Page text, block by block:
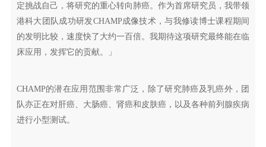
定挑战自己，将研究的重心转向肺癌。作为首席研究员，我带领
港科大团队成功研发CHAMP成像技术，与我修读博士课程期间
的发明比较，速度快了大约一百倍。我期待这项研究最终能在临
床应用，发挥它的贡献。」
CHAMP的潜在应用范围非常广泛，除了研究肺癌及乳癌外，团
队亦正在对肝癌、大肠癌、肾癌和皮肤癌，以及各种前列腺疾病
进行小型测试。